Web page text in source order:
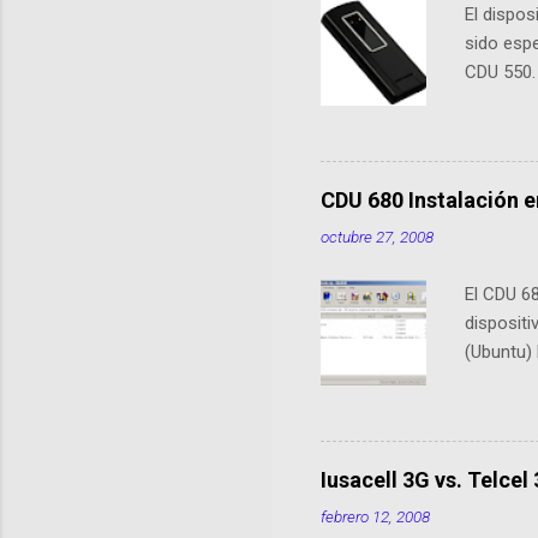
i
o
El
sido
CDU
sus
previous
de
"Y" no
Bueno
CDU 680 Instalación
octubre 27, 2008
El CDU
XP,
hacer
Iusacell 3G vs. Telcel
febrero 12, 2008